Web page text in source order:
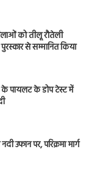
को तीलू रौतेली
से सम्मानित किया
के पायलट के डोप टेस्ट में
उफान पर, परिक्रमा मार्ग